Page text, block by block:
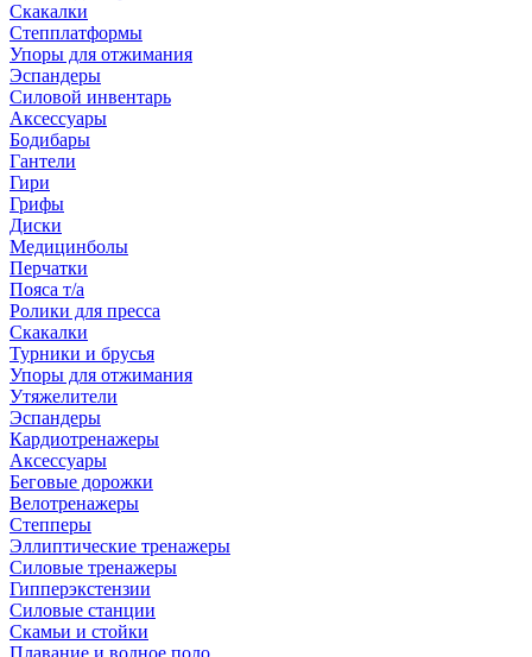
Скакалки
Степплатформы
Упоры для отжимания
Эспандеры
Силовой инвентарь
Аксессуары
Бодибары
Гантели
Гири
Грифы
Диски
Медицинболы
Перчатки
Пояса т/а
Ролики для пресса
Скакалки
Турники и брусья
Упоры для отжимания
Утяжелители
Эспандеры
Кардиотренажеры
Аксессуары
Беговые дорожки
Велотренажеры
Степперы
Эллиптические тренажеры
Силовые тренажеры
Гипперэкстензии
Силовые станции
Скамьи и стойки
Плавание и водное поло